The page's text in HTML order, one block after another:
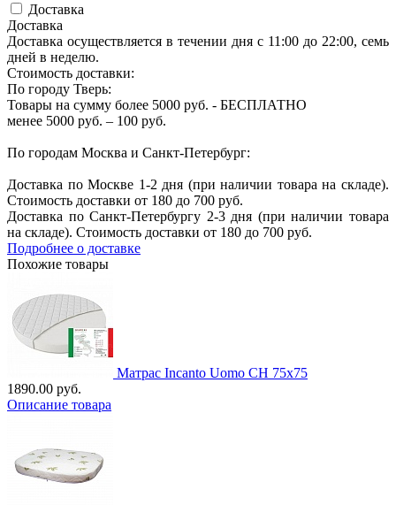
Доставка
Доставка
Доставка осуществляется в течении дня с 11:00 до 22:00, семь
дней в неделю.
Стоимость доставки:
По городу Тверь:
Товары на сумму более 5000 руб. - БЕСПЛАТНО
менее 5000 руб. – 100 руб.
По городам Москва и Санкт-Петербург:
Доставка по Москве 1-2 дня (при наличии товара на складе).
Стоимость доставки от 180 до 700 руб.
Доставка по Санкт-Петербургу 2-3 дня (при наличии товара
на складе). Стоимость доставки от 180 до 700 руб.
Подробнее о доставке
Похожие товары
Матрас Incanto Uomo СН 75х75
1890.00 руб.
Описание товара